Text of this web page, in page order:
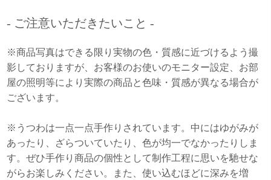
- ご注意いただきたいこと -
※商品写真はできる限り実物の色・質感に近づけるよう撮
影しておりますが、お客様のお使いのモニター設定、お部
屋の照明等により実際の商品と色味・質感が異なる場合が
ございます。
※うつわは一点一点手作りされています。中にはゆがみが
あったり、ざらついていたり、色が均一でなかったりしま
す。ぜひ手作り商品の個性として制作工程に思いを馳せな
がらお楽しみください。また、使い込むほどに深みを増